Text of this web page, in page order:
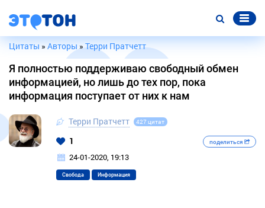
Цитаты » Авторы »Терри Пратчетт
Я полностью поддерживаю свободный обмен
информацией, но лишь до тех пор, пока
информация поступает от них к нам
Терри Пратчетт 427 цитат
1 поделиться
24-01-2020, 19:13
Свобода Информация